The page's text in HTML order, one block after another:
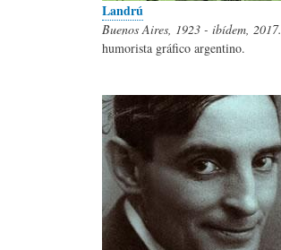
Landrú
Buenos Aires, 1923 - ibídem, 2017.
humorista gráfico argentino.